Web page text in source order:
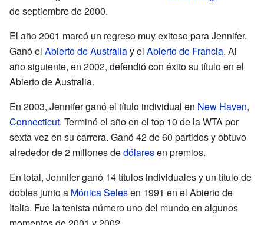
de septiembre de 2000.
El año 2001 marcó un regreso muy exitoso para Jennifer.
Ganó el Abierto de Australiay el Abierto de Francia. Al
año siguiente, en 2002, defendió con éxito su título en el
Abierto de Australia.
En 2003, Jennifer ganó el título individual en New Haven,
Connecticut. Terminó el año en el top 10 de la WTA por
sexta vez en su carrera. Ganó 42 de 60 partidos y obtuvo
alrededor de 2 millones dedólaresen premios.
En total, Jennifer ganó 14 títulos individuales y un título de
dobles junto a Mónica Selesen 1991 en el Abierto de
Italia. Fue la tenista número uno del mundo en algunos